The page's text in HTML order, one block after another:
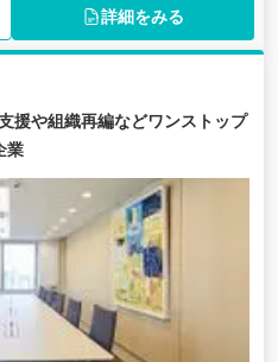
詳細をみる
援や組織再編などワンストップ
業